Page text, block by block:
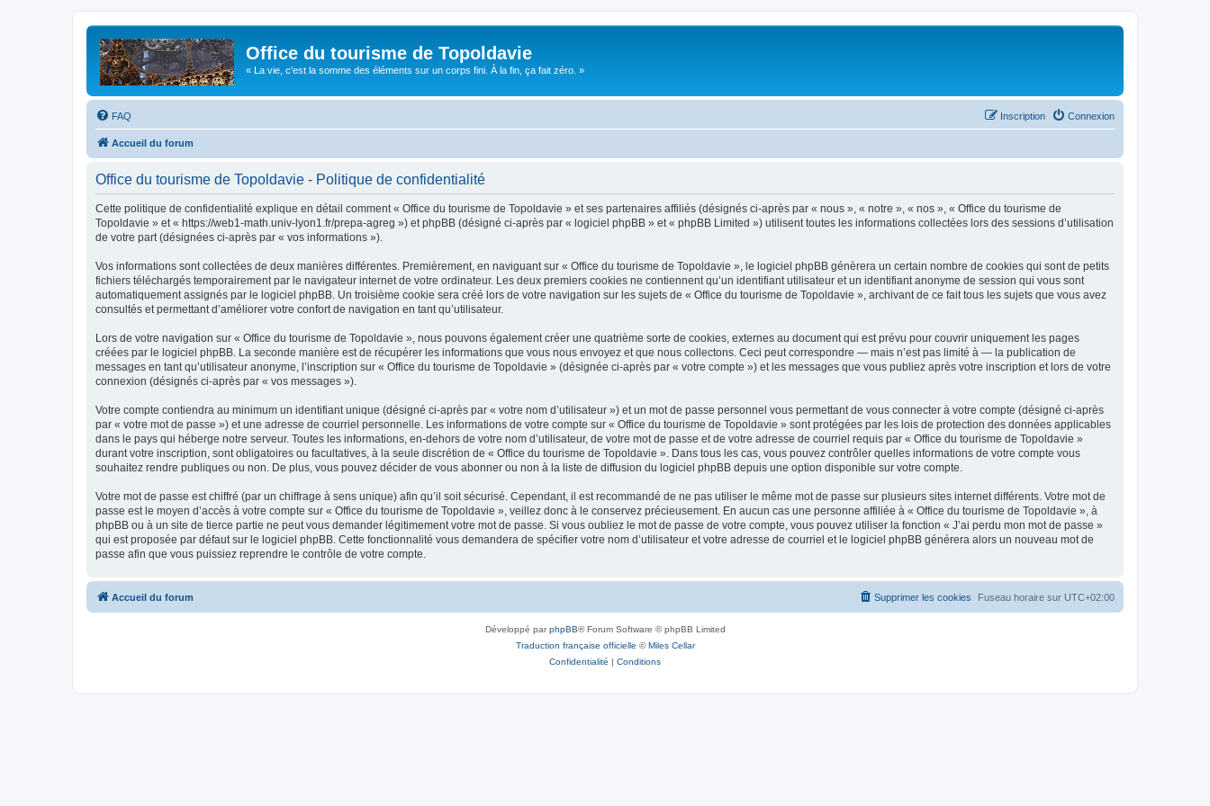
Office du tourisme de Topoldavie
« La vie, c'est la somme des éléments sur un corps fini. À la fin, ça fait zéro. »
FAQ Connexion
Inscription
Accueil du forum
Office du tourisme de Topoldavie - Politique de confidentialité
Cette politique de confidentialité explique en détail comment « Office du tourisme de Topoldavie » et ses partenaires affiliés (désignés ci-après par « nous », « notre », « nos », « Office du tourisme de
Topoldavie » et « https://web1-math.univ-lyon1.fr/prepa-agreg ») et phpBB (désigné ci-après par « logiciel phpBB » et « phpBB Limited ») utilisent toutes les informations collectées lors des sessions d’utilisation
de votre part (désignées ci-après par « vos informations »).
Vos informations sont collectées de deux manières différentes. Premièrement, en naviguant sur « Office du tourisme de Topoldavie », le logiciel phpBB génèrera un certain nombre de cookies qui sont de petits
fichiers téléchargés temporairement par le navigateur internet de votre ordinateur. Les deux premiers cookies ne contiennent qu’un identifiant utilisateur et un identifiant anonyme de session qui vous sont
automatiquement assignés par le logiciel phpBB. Un troisième cookie sera créé lors de votre navigation sur les sujets de « Office du tourisme de Topoldavie », archivant de ce fait tous les sujets que vous avez
consultés et permettant d’améliorer votre confort de navigation en tant qu’utilisateur.
Lors de votre navigation sur « Office du tourisme de Topoldavie », nous pouvons également créer une quatrième sorte de cookies, externes au document qui est prévu pour couvrir uniquement les pages
créées par le logiciel phpBB. La seconde manière est de récupérer les informations que vous nous envoyez et que nous collectons. Ceci peut correspondre — mais n’est pas limité à — la publication de
messages en tant qu’utilisateur anonyme, l’inscription sur « Office du tourisme de Topoldavie » (désignée ci-après par « votre compte ») et les messages que vous publiez après votre inscription et lors de votre
connexion (désignés ci-après par « vos messages »).
Votre compte contiendra au minimum un identifiant unique (désigné ci-après par « votre nom d’utilisateur ») et un mot de passe personnel vous permettant de vous connecter à votre compte (désigné ci-après
par « votre mot de passe ») et une adresse de courriel personnelle. Les informations de votre compte sur « Office du tourisme de Topoldavie » sont protégées par les lois de protection des données applicables
dans le pays qui héberge notre serveur. Toutes les informations, en-dehors de votre nom d’utilisateur, de votre mot de passe et de votre adresse de courriel requis par « Office du tourisme de Topoldavie »
durant votre inscription, sont obligatoires ou facultatives, à la seule discrétion de « Office du tourisme de Topoldavie ». Dans tous les cas, vous pouvez contrôler quelles informations de votre compte vous
souhaitez rendre publiques ou non. De plus, vous pouvez décider de vous abonner ou non à la liste de diffusion du logiciel phpBB depuis une option disponible sur votre compte.
Votre mot de passe est chiffré (par un chiffrage à sens unique) afin qu’il soit sécurisé. Cependant, il est recommandé de ne pas utiliser le même mot de passe sur plusieurs sites internet différents. Votre mot de
passe est le moyen d’accès à votre compte sur « Office du tourisme de Topoldavie », veillez donc à le conservez précieusement. En aucun cas une personne affiliée à « Office du tourisme de Topoldavie », à
phpBB ou à un site de tierce partie ne peut vous demander légitimement votre mot de passe. Si vous oubliez le mot de passe de votre compte, vous pouvez utiliser la fonction « J’ai perdu mon mot de passe »
qui est proposée par défaut sur le logiciel phpBB. Cette fonctionnalité vous demandera de spécifier votre nom d’utilisateur et votre adresse de courriel et le logiciel phpBB générera alors un nouveau mot de
passe afin que vous puissiez reprendre le contrôle de votre compte.
Accueil du forum Fuseau horaire sur UTC+02:00
Supprimer les cookies
Développé parphpBB® Forum Software © phpBB Limited
Traduction française officielle ©Miles Cellar
Confidentialité | Conditions